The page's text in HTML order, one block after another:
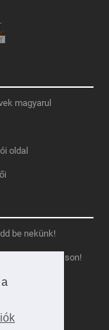
magyarul
oldal
be nekünk!
fennmaradhasson!